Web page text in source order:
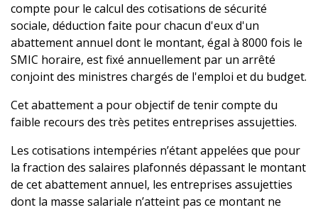
compte pour le calcul des cotisations de sécurité
sociale, déduction faite pour chacun d'eux d'un
abattement annuel dont le montant, égal à 8000 fois le
SMIC horaire, est fixé annuellement par un arrêté
conjoint des ministres chargés de l'emploi et du budget.
Cet abattement a pour objectif de tenir compte du
faible recours des très petites entreprises assujetties.
Les cotisations intempéries n’étant appelées que pour
la fraction des salaires plafonnés dépassant le montant
de cet abattement annuel, les entreprises assujetties
dont la masse salariale n’atteint pas ce montant ne